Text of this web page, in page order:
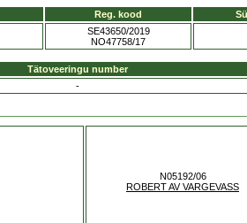
Reg. kood
SE43650/2019
NO47758/17
Tätoveeringu number
-
N05192/06
ROBERT AV VARGEVASS